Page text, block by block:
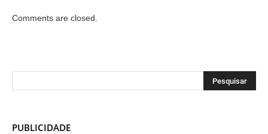
Comments are closed.
PUBLICIDADE